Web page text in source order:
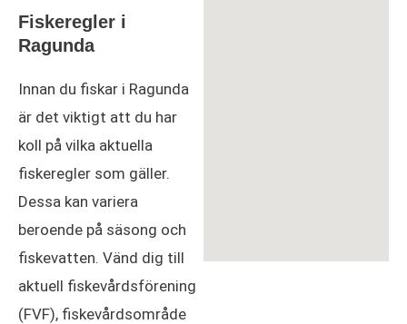
Fiskeregler i
Ragunda
Innan du fiskar i Ragunda
är det viktigt att du har
koll på vilka aktuella
fiskeregler som gäller.
Dessa kan variera
beroende på säsong och
fiskevatten. Vänd dig till
aktuell fiskevårdsförening
(FVF), fiskevårdsområde